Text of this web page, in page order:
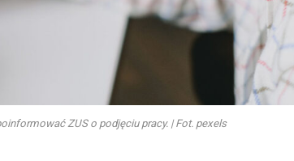
ZUS o podjęciu pracy. | Fot. pexels